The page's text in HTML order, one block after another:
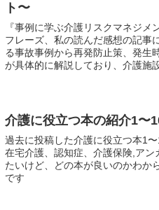
ト〜
『事例に学ぶ介護リスクマネジ
フレーズ、私の読んだ感想の記事
る事故事例から再発防止策、発生
が具体的に解説しており、介護施
介護に役立つ本の紹介1
過去に投稿した介護に役立つ本1
在宅介護、認知症、介護保険,ア
たいけど、どの本が良いのかわか
です